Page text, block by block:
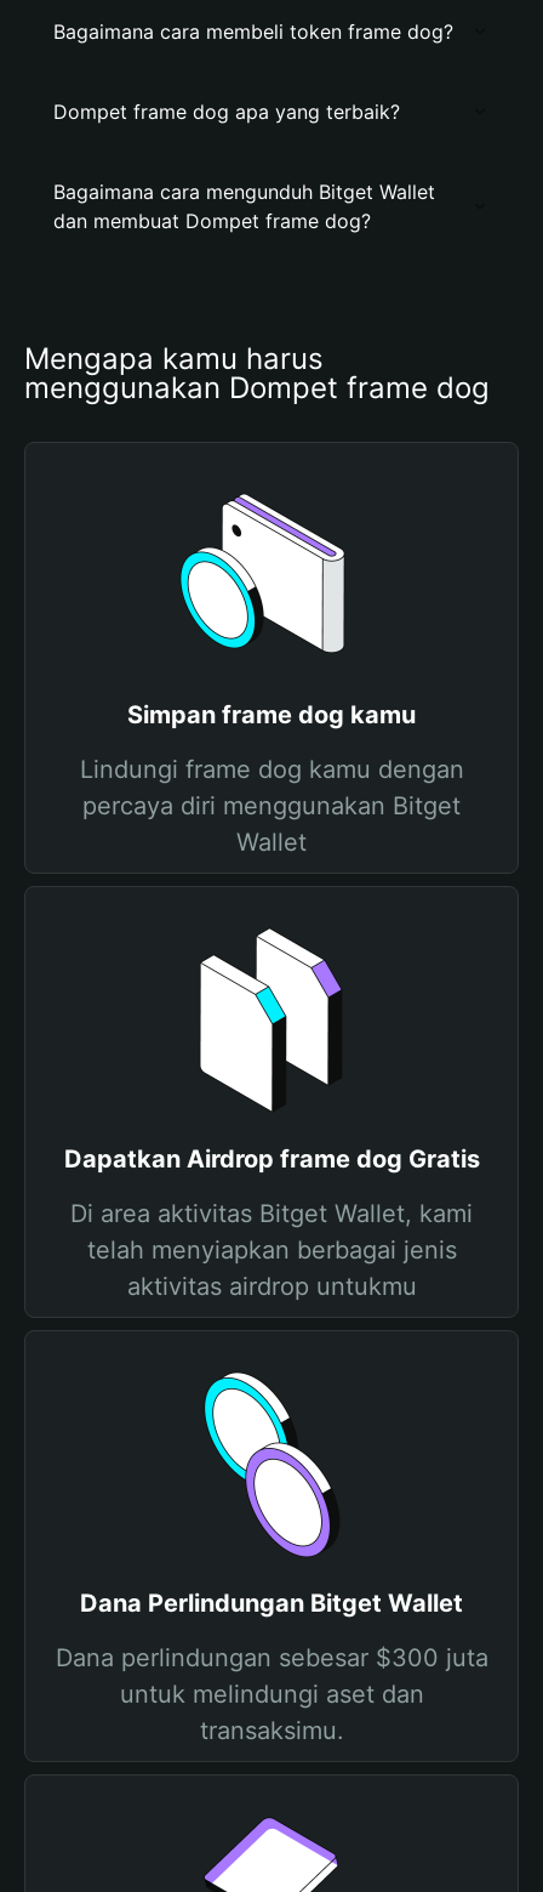
Bagaimana cara membeli token frame dog?
Dompet frame dog apa yang terbaik?
Bagaimana cara mengunduh Bitget Wallet
dan membuat Dompet frame dog?
Mengapa kamu harus
menggunakan Dompet frame dog
Simpan frame dog kamu
Lindungi frame dog kamu dengan
percaya diri menggunakan Bitget
Wallet
Dapatkan Airdrop frame dog Gratis
Di area aktivitas Bitget Wallet, kami
telah menyiapkan berbagai jenis
aktivitas airdrop untukmu
Dana Perlindungan Bitget Wallet
Dana perlindungan sebesar $300 juta
untuk melindungi aset dan
transaksimu.